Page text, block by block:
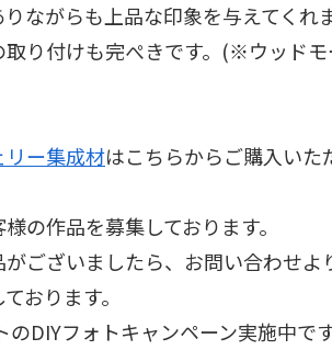
ながらも上品な印象を与えてくれま
り付けも完ぺきです。(※ウッド
リー集成材はこちらからご購入いた
の作品を募集しております。
ございましたら、お問い合わせよ
おります。
DIYフォトキャンペーン実施中です